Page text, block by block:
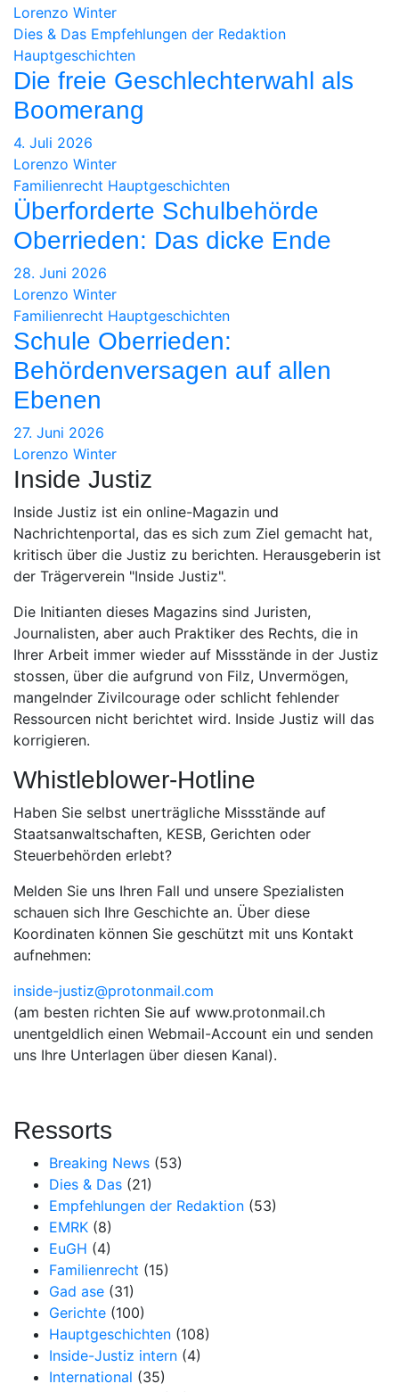
Lorenzo Winter
Dies & Das Empfehlungen der Redaktion
Hauptgeschichten
Die freie Geschlechterwahl als
Boomerang
4. Juli 2026
Lorenzo Winter
Familienrecht Hauptgeschichten
Überforderte Schulbehörde
Oberrieden: Das dicke Ende
28. Juni 2026
Lorenzo Winter
Familienrecht Hauptgeschichten
Schule Oberrieden:
Behördenversagen auf allen
Ebenen
27. Juni 2026
Lorenzo Winter
Inside Justiz
Inside Justiz ist ein online-Magazin und
Nachrichtenportal, das es sich zum Ziel gemacht hat,
kritisch über die Justiz zu berichten. Herausgeberin ist
der Trägerverein "Inside Justiz".
Die Initianten dieses Magazins sind Juristen,
Journalisten, aber auch Praktiker des Rechts, die in
Ihrer Arbeit immer wieder auf Missstände in der Justiz
stossen, über die aufgrund von Filz, Unvermögen,
mangelnder Zivilcourage oder schlicht fehlender
Ressourcen nicht berichtet wird. Inside Justiz will das
korrigieren.
Whistleblower-Hotline
Haben Sie selbst unerträgliche Missstände auf
Staatsanwaltschaften, KESB, Gerichten oder
Steuerbehörden erlebt?
Melden Sie uns Ihren Fall und unsere Spezialisten
schauen sich Ihre Geschichte an. Über diese
Koordinaten können Sie geschützt mit uns Kontakt
aufnehmen:
inside-justiz@protonmail.com
(am besten richten Sie auf www.protonmail.ch
unentgeldlich einen Webmail-Account ein und senden
uns Ihre Unterlagen über diesen Kanal).
Ressorts
Breaking News (53)
Dies & Das (21)
Empfehlungen der Redaktion (53)
EMRK (8)
EuGH (4)
Familienrecht (15)
Gad ase (31)
Gerichte (100)
Hauptgeschichten (108)
Inside-Justiz intern (4)
International (35)